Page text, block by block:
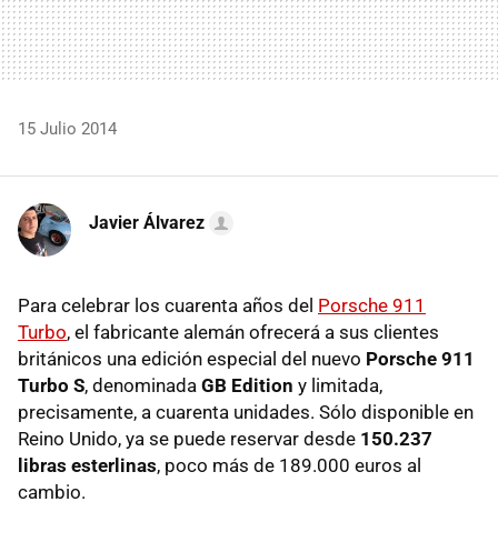
15 Julio 2014
Javier Álvarez
Para celebrar los cuarenta años del Porsche 911
Turbo, el fabricante alemán ofrecerá a sus clientes
británicos una edición especial del nuevo Porsche 911
Turbo S, denominada GB Edition y limitada,
precisamente, a cuarenta unidades. Sólo disponible en
Reino Unido, ya se puede reservar desde 150.237
libras esterlinas, poco más de 189.000 euros al
cambio.